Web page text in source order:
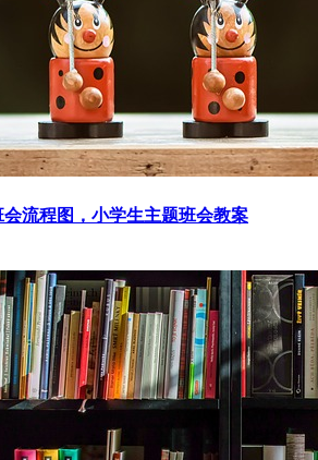
流程图，小学生主题班会教案